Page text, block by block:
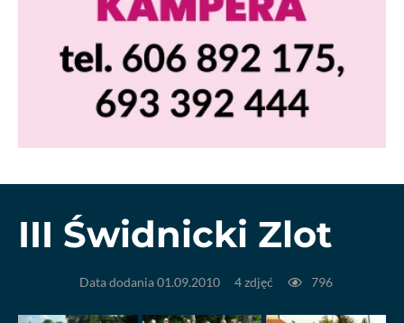
III Świdnicki Zlot
Data dodania 01.09.2010 4 zdjęć 796